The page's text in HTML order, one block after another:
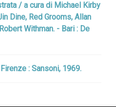
/ a cura di Michael Kirby
Dine, Red Grooms, Allan
Withman. - Bari : De
: Sansoni, 1969.